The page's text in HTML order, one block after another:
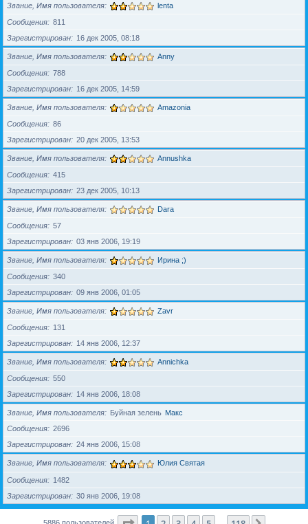
Звание, Имя пользователя lenta
Сообщения
811
Зарегистрирован
16 дек 2005, 08:18
Звание, Имя пользователя Anny
Сообщения
788
Зарегистрирован
16 дек 2005, 14:59
Звание, Имя пользователя Amazonia
Сообщения
86
Зарегистрирован
20 дек 2005, 13:53
Звание, Имя пользователя Annushka
Сообщения
415
Зарегистрирован
23 дек 2005, 10:13
Звание, Имя пользователя Dara
Сообщения
57
Зарегистрирован
03 янв 2006, 19:19
Звание, Имя пользователя Ирина ;)
Сообщения
340
Зарегистрирован
09 янв 2006, 01:05
Звание, Имя пользователя Zavr
Сообщения
131
Зарегистрирован
14 янв 2006, 12:37
Звание, Имя пользователя Annichka
Сообщения
550
Зарегистрирован
14 янв 2006, 18:08
Звание, Имя пользователя Буйная зелень Макс
Сообщения
2696
Зарегистрирован
24 янв 2006, 15:08
Звание, Имя пользователя Юлия Святая
Сообщения
1482
Зарегистрирован
30 янв 2006, 19:08
5886 пользователей